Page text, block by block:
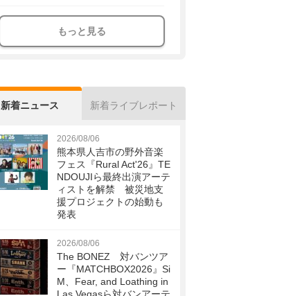
もっと見る
新着ニュース 新着ライブレポート
2026/08/06
熊本県人吉市の野外音楽
フェス『Rural Act'26』TE
NDOUJIら最終出演アーテ
ィストを解禁 被災地支
援プロジェクトの始動も
発表
2026/08/06
The BONEZ 対バンツア
ー『MATCHBOX2026』Si
M、Fear, and Loathing in
Las Vegasら対バンアーテ